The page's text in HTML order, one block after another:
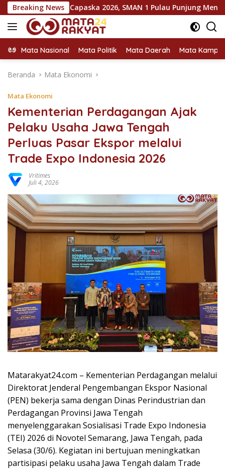
Langsung
ke
konten
Breaking News
Capaska 2026, SMAN 1 Pulau Punjung Mendominasi
Mata Nasional Mata Politik Mata Daerah Mata
Beranda Mata Ekonomi
Mata Ekonomi
Kementerian Perdagangan Ajak
Pelaku Usaha Jawa Tengah
Perluas Pasar Ekspor melalui
Trade Expo Indonesia 2026
Vritimes
Juli 4, 2026
Matarakyat24.com – Kementerian Perdagangan melalui
Direktorat Jenderal Pengembangan Ekspor Nasional
(PEN) bekerja sama dengan Dinas Perindustrian dan
Perdagangan Provinsi Jawa Tengah
menyelenggarakan Sosialisasi Trade Expo Indonesia
(TEI) 2026 di Novotel Semarang, Jawa Tengah, pada
Selasa (30/6). Kegiatan ini bertujuan meningkatkan
partisipasi pelaku usaha Jawa Tengah dalam Trade